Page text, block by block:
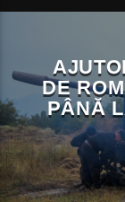
DE
PÂNĂ